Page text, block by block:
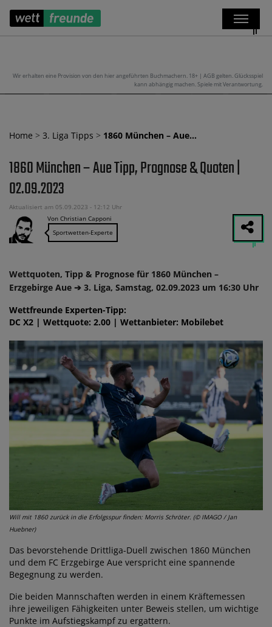
Wir erhalten eine Provision von den hier angeführten Buchmachern. 18+ | AGB gelten. Glücksspiel
kann abhängig machen. Spiele mit Verantwortung.
Home > 3. Liga Tipps > 1860 München – Aue…
1860 München – Aue Tipp, Prognose & Quoten |
02.09.2023
Aktualisiert am 05.09.2023 - 12:12 Uhr
Von Christian Capponi
Sportwetten-Experte
Wettquoten, Tipp & Prognose für 1860 München –
Erzgebirge Aue ➔ 3. Liga, Samstag, 02.09.2023 um 16:30 Uhr
Wettfreunde Experten-Tipp:
DC X2 | Wettquote: 2.00 | Wettanbieter: Mobilebet
Will mit 1860 zurück in die Erfolgsspur finden: Morris Schröter. (© IMAGO / Jan
Huebner)
Das bevorstehende Drittliga-Duell zwischen 1860 München
und dem FC Erzgebirge Aue verspricht eine spannende
Begegnung zu werden.
Die beiden Mannschaften werden in einem Kräftemessen
ihre jeweiligen Fähigkeiten unter Beweis stellen, um wichtige
Punkte im Aufstiegskampf zu ergattern.